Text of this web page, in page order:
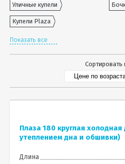
Уличные купели
Купели Plaza
Показать все
Сортировать
Плаза 180 круглая
утеплением дна и обшивки)
Длина